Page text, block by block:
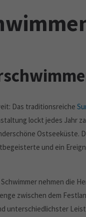
Das traditionsreiche
lockt jedes Jahr
Ostseeküste.
und ein
nehmen die
zwischen dem
unterschiedlichster